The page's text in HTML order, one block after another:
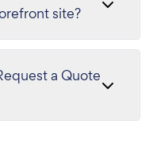
site?
a Quote